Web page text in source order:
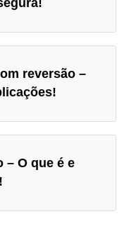
reversão –
– O que é e